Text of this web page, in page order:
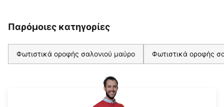
Παρόμοιες κατηγορίες
Φωτιστικά οροφής σαλονιού μαύρο Φωτιστικά οροφής